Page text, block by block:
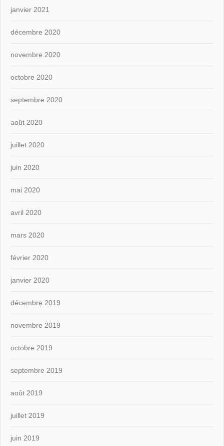
janvier 2021
décembre 2020
novembre 2020
octobre 2020
septembre 2020
août 2020
juillet 2020
juin 2020
mai 2020
avril 2020
mars 2020
février 2020
janvier 2020
décembre 2019
novembre 2019
octobre 2019
septembre 2019
août 2019
juillet 2019
juin 2019